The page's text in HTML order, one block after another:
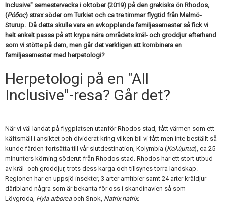
Inclusive" semestervecka i oktober (2019) på den grekiska ön Rhodos,
(Ρόδος) strax söder om Turkiet och ca tre timmar flygtid från Malmö-
Sturup. Då detta skulle vara en avkopplande familjesemester så fick vi
helt enkelt passa på att krypa nära områdets kräl- och groddjur efterhand
som vi stötte på dem, men går det verkligen att kombinera en
familjesemester med herpetologi?
Herpetologi på en "All
Inclusive"-resa? Går det?
När vi väl landat på flygplatsen utanför Rhodos stad, fått värmen som ett
käftsmäll i ansiktet och dividerat kring vilken bil vi fått men inte beställt så
kunde färden fortsätta till vår slutdestination, Kolymbia (Κολύμπια), ca 25
minunters körning söderut från Rhodos stad. Rhodos har ett stort utbud
av kräl- och groddjur, trots dess karga och tillsynes torra landskap.
Regionen har en uppsjö insekter, 3 arter amfibier samt 24 arter kräldjur
däribland några som är bekanta för oss i skandinavien så som
Lövgroda, Hyla arboreaoch Snok, Natrix natrix.
Skapa konto